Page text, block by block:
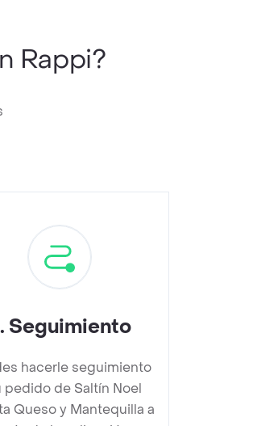
Rappi?
. Seguimiento
hacerle seguimiento
pedido de Saltín Noel
Queso y Mantequilla a